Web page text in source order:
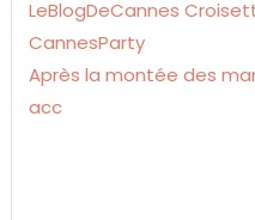
Après la montée des
acc